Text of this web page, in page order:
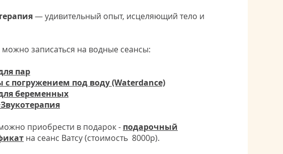
— удивительный опыт, исцеляющий тело и
записаться на водные сеансы:
пар
с погружением под воду (Waterdance)
беременных
приобрести в подарок - подарочный
на сеанс Ватсу (стоимость 8000р).